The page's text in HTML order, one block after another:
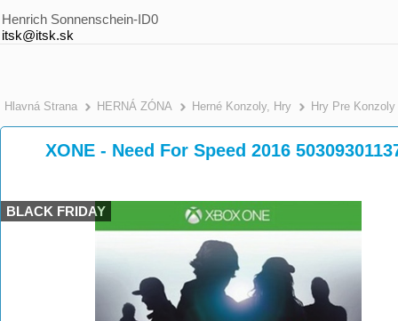
Henrich Sonnenschein-ID0
itsk@itsk.sk
Hlavná Strana >
HERNÁ ZÓNA >
Herné Konzoly, Hry Hry Pre Konzoly
XONE - Need For Speed 2016
BLACK FRIDAY